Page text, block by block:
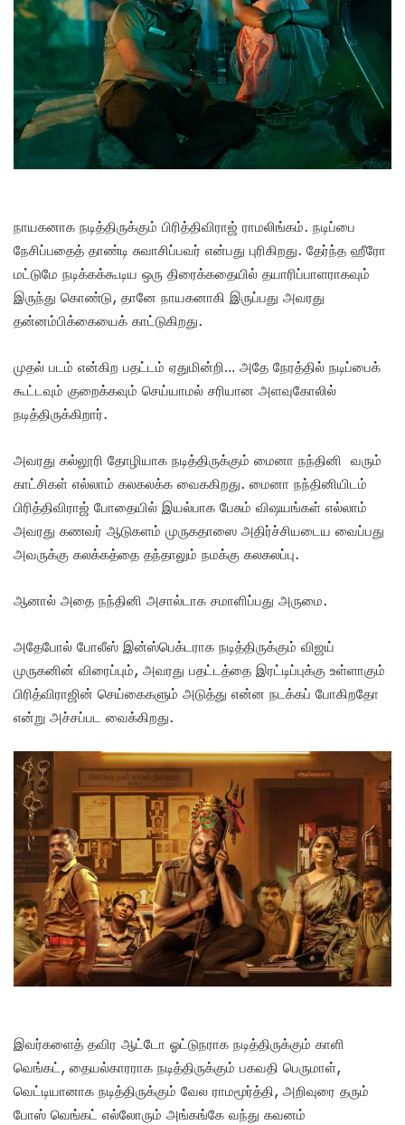
நாயகனாக நடித்திருக்கும் பிரித்திவிராஜ் ராமலிங்கம். நடிப்பை
நேசிப்பதைத் தாண்டி சுவாசிப்பவர் என்பது புரிகிறது. தேர்ந்த ஹீரோ
மட்டுமே நடிக்கக்கூடிய ஒரு திரைக்கதையில் தயாரிப்பாளராகவும்
இருந்து கொண்டு, தானே நாயகனாகி இருப்பது அவரது
தன்னம்பிக்கையைக் காட்டுகிறது.
முதல் படம் என்கிற பதட்டம் ஏதுமின்றி… அதே நேரத்தில் நடிப்பைக்
கூட்டவும் குறைக்கவும் செய்யாமல் சரியான அளவுகோலில்
நடித்திருக்கிறார்.
அவரது கல்லூரி தோழியாக நடித்திருக்கும் மைனா நந்தினி வரும்
காட்சிகள் எல்லாம் கலகலக்க வைககிறது. மைனா நந்தினியிடம்
பிரித்திவிராஜ் போதையில் இயல்பாக பேசும் விஷயங்கள் எல்லாம்
அவரது கணவர் ஆடுகளம் முருகதாஸை அதிர்ச்சியடைய வைப்பது
அவருக்கு கலக்கத்தை தந்தாலும் நமக்கு கலகலப்பு.
ஆனால் அதை நந்தினி அசால்டாக சமாளிப்பது அருமை.
அதேபோல் போலீஸ் இன்ஸ்பெக்டராக நடித்திருக்கும் விஜய்
முருகனின் விரைப்பும், அவரது பதட்டத்தை இரட்டிப்புக்கு உள்ளாகும்
பிரித்விராஜின் செய்கைகளும் அடுத்து என்ன நடக்கப் போகிறதோ
என்று அச்சப்பட வைக்கிறது.
இவர்களைத் தவிர ஆட்டோ ஓட்டுநராக நடித்திருக்கும் காளி
வெங்கட், தையல்காரராக நடித்திருக்கும் பகவதி பெருமாள்,
வெட்டியானாக நடித்திருக்கும் வேல ராமமூர்த்தி, அறிவுரை தரும்
போஸ் வெங்கட் எல்லோரும் அங்கங்கே வந்து கவனம்